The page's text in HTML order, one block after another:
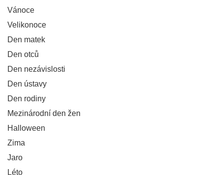
Vánoce
Velikonoce
Den matek
Den otců
Den nezávislosti
Den ústavy
Den rodiny
Mezinárodní den žen
Halloween
Zima
Jaro
Léto